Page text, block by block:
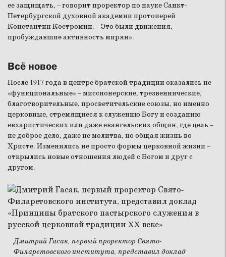
ее защищать, – говорит проректор по науке Санкт-
Петербургской духовной академии протоиерей
Константин Костромин. – Это были движения,
пробуждавшие активность мирян».
Всё новое
После 1917 года в центре братской традиции оказались не
«функциональные» – миссионерские, трезвеннические,
благотворительные, просветительские союзы, но именно
церковные, стремящиеся к служению Богу и созданию
евхаристических или даже евангельских общин, где цель –
не доброе дело, даже не молитва, но общая жизнь во
Христе. Изменились не просто формы церковной жизни –
открылись новые отношения людей с Богом и друг с
другом.
Дмитрий Гасак, первый проректор Свято-
Филаретовского института, представил доклад